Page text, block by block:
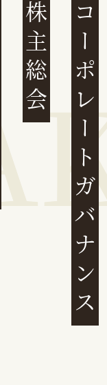
株主総会 コーポレートガバナンス